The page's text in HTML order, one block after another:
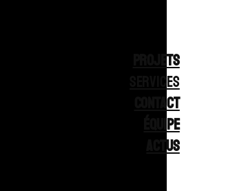
PROJETS
services
CONTACT
ÉQUIPE
ACTUS